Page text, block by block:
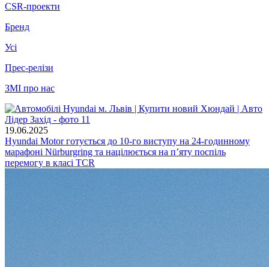
CSR-проекти
Бренд
Усі
Прес-релізи
ЗМІ про нас
19.06.2025
Hyundai Motor готується до 10-го виступу на 24-годинному
марафоні Nürburgring та націлюється на п’яту поспіль
перемогу в класі TCR